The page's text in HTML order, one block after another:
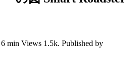
6 min Views 1.5k. Published by